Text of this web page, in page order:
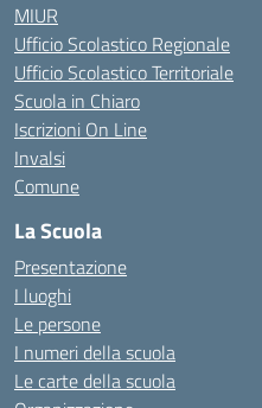
MIUR
Ufficio Scolastico Regionale
Ufficio Scolastico Territoriale
Scuola in Chiaro
Iscrizioni On Line
Invalsi
Comune
La Scuola
Presentazione
I luoghi
Le persone
I numeri della scuola
Le carte della scuola